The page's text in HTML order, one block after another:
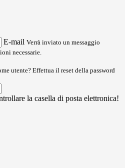
E-mail Verrà inviato un messaggio
necessarie.
utente? Effettua il reset della password
la casella di posta elettronica!